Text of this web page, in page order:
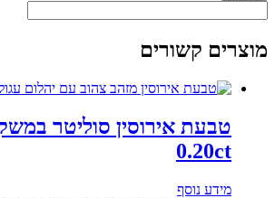
מוצרים קשורים
טבעת אירוסין סוליטר
0.20ct
מידע נוסף